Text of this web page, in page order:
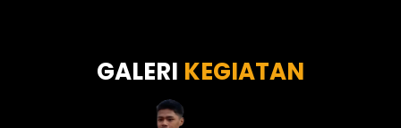
Tes Kepribadian
GALERI KEGIATAN